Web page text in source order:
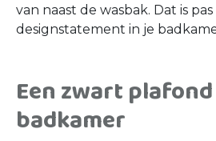
van naast de wasbak. Dat is pas
designstatement in je
Een zwart
badkamer